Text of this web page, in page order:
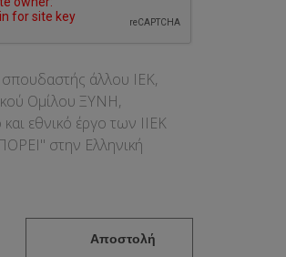
άλλου ΙΕΚ,
Ομίλου ΞΥΝΗ,
εθνικό έργο των ΙΙΕΚ
στην Ελληνική